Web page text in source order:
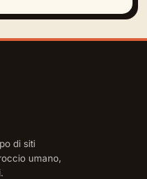
di siti
umano,